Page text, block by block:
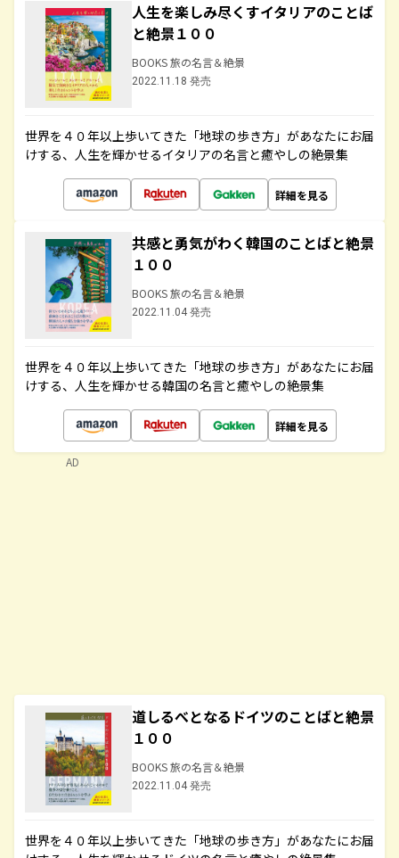
人生を楽しみ尽くすイタリアのことば
と絶景１００
BOOKS 旅の名言＆絶景
2022.11.18 発売
世界を４０年以上歩いてきた「地球の歩き方」があなたにお届
けする、人生を輝かせるイタリアの名言と癒やしの絶景集
詳細を見る
共感と勇気がわく韓国のことばと絶景
１００
BOOKS 旅の名言＆絶景
2022.11.04 発売
世界を４０年以上歩いてきた「地球の歩き方」があなたにお届
けする、人生を輝かせる韓国の名言と癒やしの絶景集
詳細を見る
道しるべとなるドイツのことばと絶景
１００
BOOKS 旅の名言＆絶景
2022.11.04 発売
世界を４０年以上歩いてきた「地球の歩き方」があなたにお届
AD